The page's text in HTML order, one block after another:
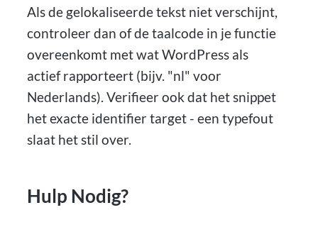
Als de gelokaliseerde tekst niet verschijnt,
controleer dan of de taalcode in je functie
overeenkomt met wat WordPress als
actief rapporteert (bijv. "nl" voor
Nederlands). Verifieer ook dat het snippet
het exacte identifier target - een typefout
slaat het stil over.
Hulp Nodig?